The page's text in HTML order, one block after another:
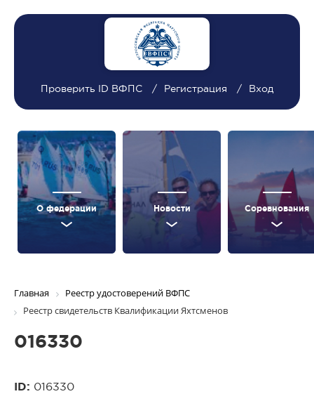
Проверить ID ВФПС Регистрация Вход
О федерации Новости Соревнования
Главная
Реестр удостоверений ВФПС
Реестр свидетельств Квалификации Яхтсменов
016330
ID: 016330